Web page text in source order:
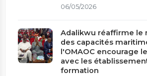
06/05/2026
Adalikwu réaffirme le
des capacités
l'OMAOC encourage
avec les
formation